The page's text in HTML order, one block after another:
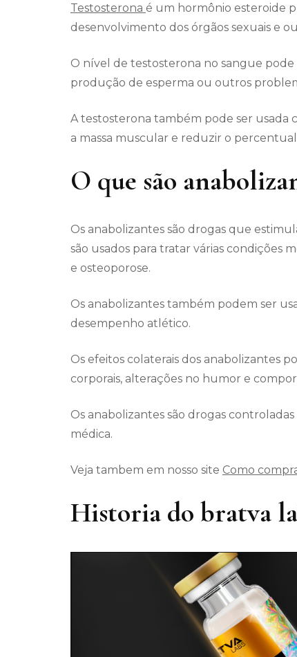
Testosterona é um hormônio esteroide
desenvolvimento dos órgãos sexuais e
O nível de testosterona no sangue pode
produção de esperma ou outros
A testosterona também pode ser
a massa muscular e reduzir o
O que são
Os anabolizantes são drogas que
são usados para tratar várias condições
e osteoporose.
Os anabolizantes também podem ser
desempenho atlético.
Os efeitos colaterais dos anabolizantes
corporais, alterações no humor e
Os anabolizantes são drogas
médica.
Veja tambem em nosso site Como
Historia do bratva